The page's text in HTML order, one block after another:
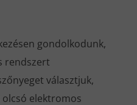
gondolkodunk,
rendszert
választjuk,
elektromos